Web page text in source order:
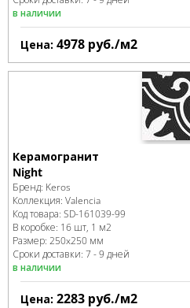
в наличии
Цена: 4978 руб./м2
Керамогранит
Night
Бренд: Keros
Коллекция: Valencia
Код товара: SD-161039-99
В коробке: 16 шт, 1 м2
Размер: 250x250 мм
Сроки доставки: 7 - 9 дней
в наличии
Цена: 2283 руб./м2